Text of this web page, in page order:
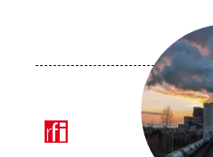
Logo
principale
médiatique